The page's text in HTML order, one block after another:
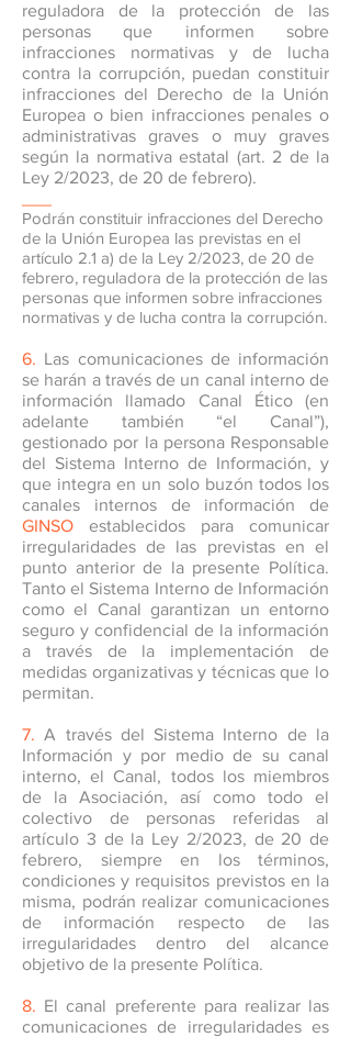
reguladora de la protección de las
personas que informen sobre
infracciones normativas y de lucha
contra la corrupción, puedan constituir
infracciones del Derecho de la Unión
Europea o bien infracciones penales o
administrativas graves o muy graves
según la normativa estatal (art. 2 de la
Ley 2/2023, de 20 de febrero).
Podrán constituir infracciones del Derecho
de la Unión Europea las previstas en el
artículo 2.1 a) de la Ley 2/2023, de 20 de
febrero, reguladora de la protección de las
personas que informen sobre infracciones
normativas y de lucha contra la corrupción.
6. Las comunicaciones de información
se harán a través de un canal interno de
información llamado Canal Ético (en
adelante también “el Canal”),
gestionado por la persona Responsable
del Sistema Interno de Información, y
que integra en un solo buzón todos los
canales internos de información de
GINSO establecidos para comunicar
irregularidades de las previstas en el
punto anterior de la presente Política.
Tanto el Sistema Interno de Información
como el Canal garantizan un entorno
seguro y confidencial de la información
a través de la implementación de
medidas organizativas y técnicas que lo
permitan.
7. A través del Sistema Interno de la
Información y por medio de su canal
interno, el Canal, todos los miembros
de la Asociación, así como todo el
colectivo de personas referidas al
artículo 3 de la Ley 2/2023, de 20 de
febrero, siempre en los términos,
condiciones y requisitos previstos en la
misma, podrán realizar comunicaciones
de información respecto de las
irregularidades dentro del alcance
objetivo de la presente Política.
8. El canal preferente para realizar las
comunicaciones de irregularidades es